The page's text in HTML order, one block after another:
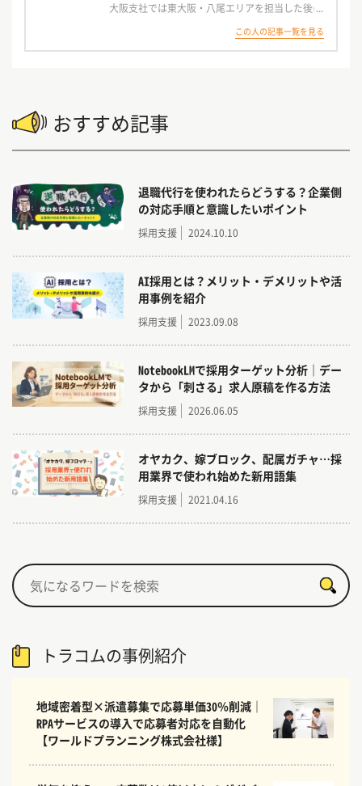
この人の記事一覧を見る
大阪支社では東大阪・八尾エリアを担当した後に
大手企業を担当する部署総合企画グループにて応
募数最大化・採用率UPのための提案を行う。
現在は大手派遣会社の広告運用、媒体差配、採用
おすすめ記事
退職代行を使われたらどうする？企業側
の対応手順と意識したいポイント
採用支援 2024.10.10
AI採用とは？メリット・デメリットや活
用事例を紹介
採用支援 2023.09.08
NotebookLMで採用ターゲット分析｜デー
タから「刺さる」求人原稿を作る方法
採用支援 2026.06.05
オヤカク、嫁ブロック、配属ガチャ…採
用業界で使われ始めた新用語集
採用支援 2021.04.16
トラコムの事例紹介
地域密着型×派遣募集で応募単価30％削減｜
RPAサービスの導入で応募者対応を自動化
【ワールドプランニング株式会社様】